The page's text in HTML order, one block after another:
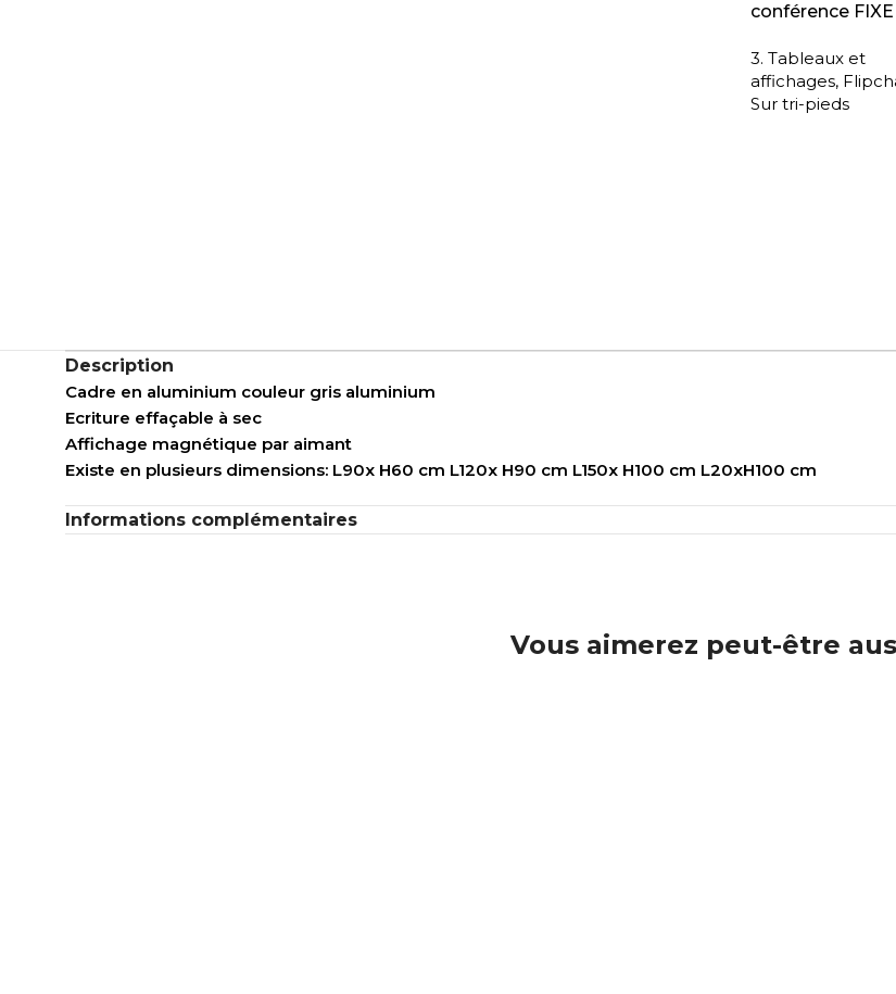
conférence FIXE
3. Tableaux et
affichages,
Sur tri-pieds
Description
Cadre en aluminium couleur gris aluminium
Ecriture effaçable à sec
Affichage magnétique par aimant
Existe en plusieurs dimensions: L90x H60 cm L120x H90 cm L150x H100 cm L20xH100 cm
Informations complémentaires
Vous aimerez peut-être